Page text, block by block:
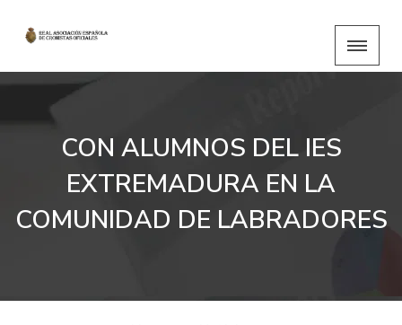
CON ALUMNOS DEL IES
EXTREMADURA EN LA
COMUNIDAD DE LABRADORES